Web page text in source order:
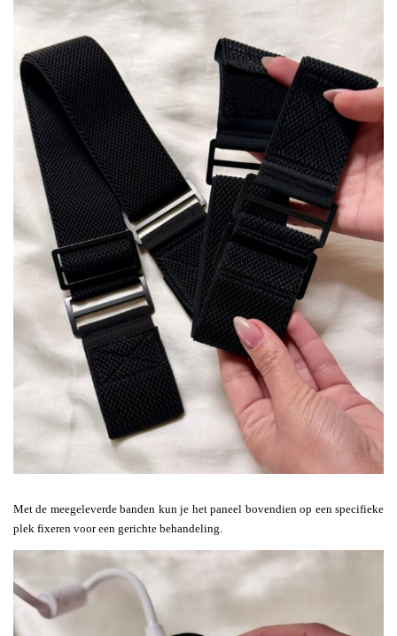
Met de meegeleverde banden kun je het paneel bovendien op een specifieke
plek fixeren voor een gerichte behandeling.